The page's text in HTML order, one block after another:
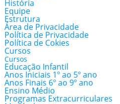
História
Equipe
Estrutura
Área de Privacidade
Política de Privacidade
Política de Cokies
Cursos
Cursos
Educação Infantil
Anos Iniciais 1º ao 5º ano
Anos Finais 6º ao 9º ano
Ensino Médio
Programas Extracurriculares